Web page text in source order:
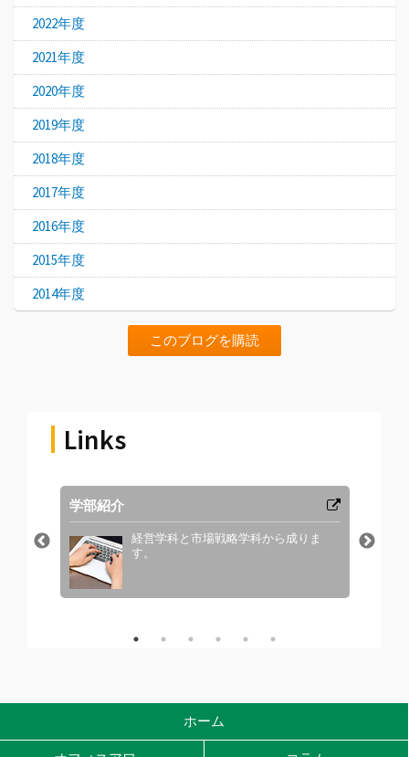
2022年度
2021年度
2020年度
2019年度
2018年度
2017年度
2016年度
2015年度
2014年度
このブログを購読
Links
学部紹介
経営学科と市場戦略学科から成りま
す。
ホーム